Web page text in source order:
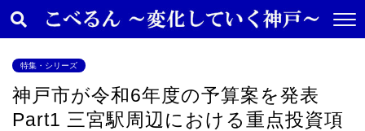
特集・シリーズ
神戸市が令和6年度の予算案を発表
Part1 三宮駅周辺における重点投資項